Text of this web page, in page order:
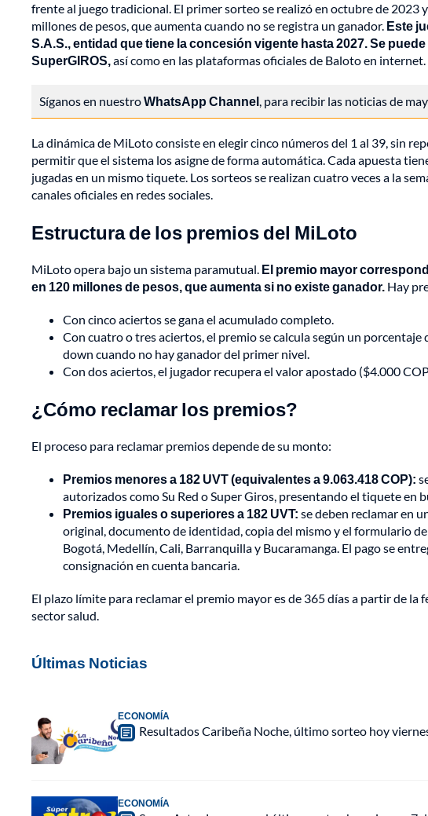
frente al juego tradicional. El primer sorteo se realizó en octubre de 2023
millones de pesos, que aumenta cuando no se registra un ganador. Este
S.A.S., entidad que tiene la concesión vigente hasta 2027. Se
SuperGIROS,así como en las plataformas oficiales de Baloto en internet.
Síganos en nuestroWhatsApp Channel, para recibir las noticias de
La dinámica de MiLoto consiste en elegir cinco números del 1 al 39, sin
permitir que el sistema los asigne de forma automática. Cada apuesta
jugadas en un mismo tiquete. Los sorteos se realizan cuatro veces a la
canales oficiales en redes sociales.
Estructura de los premios del MiLoto
MiLoto opera bajo un sistema paramutual. El premio mayor
en 120 millones de pesos, que aumenta si no existe ganador. Hay
Con cinco aciertos se gana el acumulado completo.
Con cuatro o tres aciertos, el premio se calcula según un
down cuando no hay ganador del primer nivel.
Con dos aciertos, el jugador recupera el valor apostado ($4.000
¿Cómo reclamar los premios?
El proceso para reclamar premios depende de su monto:
Premios menores a 182 UVT (equivalentes a 9.063.418 COP):
autorizados como Su Red o Super Giros, presentando el tiquete en
Premios iguales o superiores a 182 UVT: se deben reclamar en
original, documento de identidad, copia del mismo y el formulario
Bogotá, Medellín, Cali, Barranquilla y Bucaramanga. El pago se
consignación en cuenta bancaria.
El plazo límite para reclamar el premio mayor es de 365 días a partir de la
sector salud.
Últimas Noticias
ECONOMÍA
Resultados Caribeña Noche, último sorteo hoy
ECONOMÍA